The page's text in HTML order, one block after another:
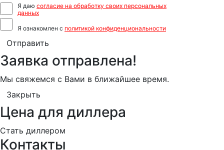
Я даю согласие на обработку своих персональных
данных
Я ознакомлен с политикой конфиденциональности
Отправить
Заявка отправлена!
Мы свяжемся с Вами в ближайшее время.
Закрыть
Цена для диллера
Стать диллером
Контакты